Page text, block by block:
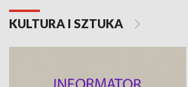
KULTURA I SZTUKA